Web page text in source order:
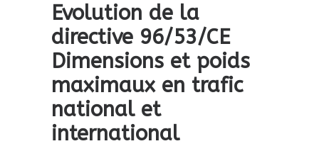
Evolution de la
directive 96/53/CE
Dimensions et poids
maximaux en trafic
national et
international